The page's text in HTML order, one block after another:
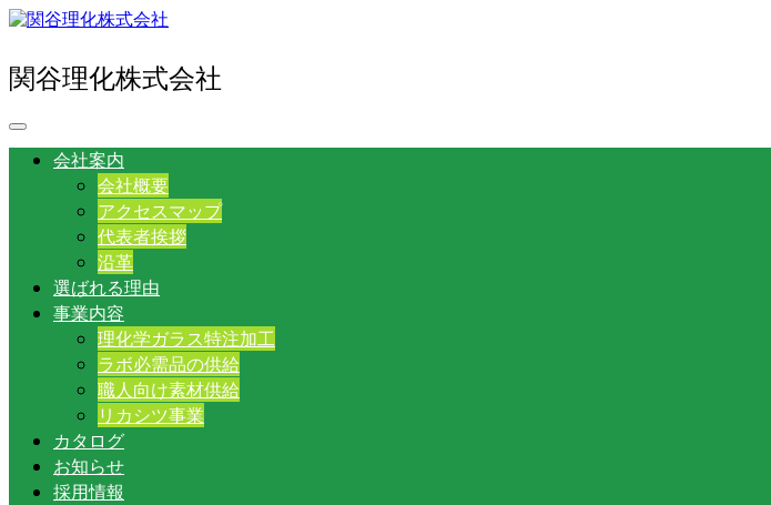
関谷理化株式会社
会社案内
会社概要
アクセスマップ
代表者挨拶
沿革
選ばれる理由
事業内容
理化学ガラス特注加工
ラボ必需品の供給
職人向け素材供給
リカシツ事業
カタログ
お知らせ
採用情報